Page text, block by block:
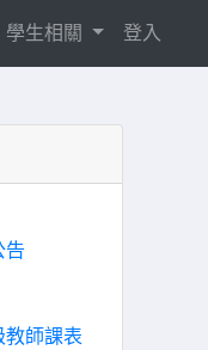
學生相關 登入
告
教師課表